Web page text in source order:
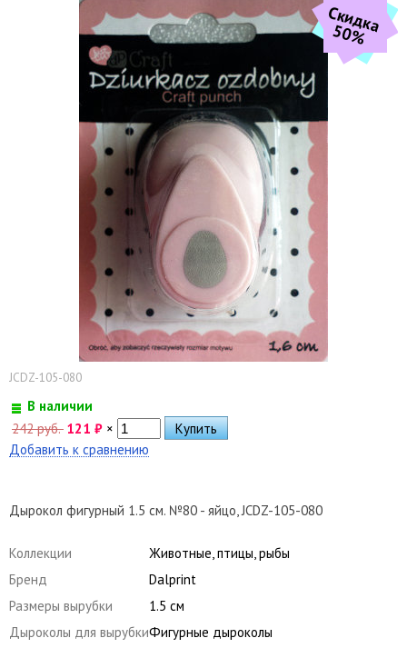
С
к
и
д
к
а
5
0
%
JCDZ-105-080
В наличии
242 руб. 121 ₽ ×
Добавить к сравнению
Дырокол фигурный 1.5 см. №80 - яйцо, JCDZ-105-080
Коллекции
Животные, птицы, рыбы
Бренд
Dalprint
Размеры вырубки
1.5 см
Дыроколы для вырубкиФигурные дыроколы